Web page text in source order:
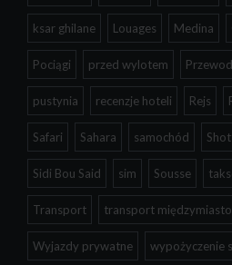
ksar ghilane Louages Medina
Pociągi przed wylotem
pustynia recenzje hoteli Rejs
Safari Sahara samochód
Sidi Bou Said sim Sousse
Transport transport
Wyjazdy prywatne wypożyczenie